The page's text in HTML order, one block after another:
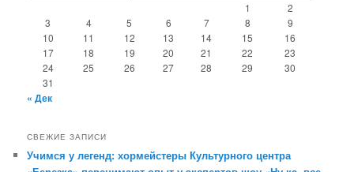
1
2
3
4 5 6 7 8
9
10
11 12 13 14 15
16
17
18 19 20 21 22
23
24
25 26 27 28 29
30
31
« Дек
СВЕЖИЕ ЗАПИСИ
Учимся у легенд: хормейстеры Культурного центра